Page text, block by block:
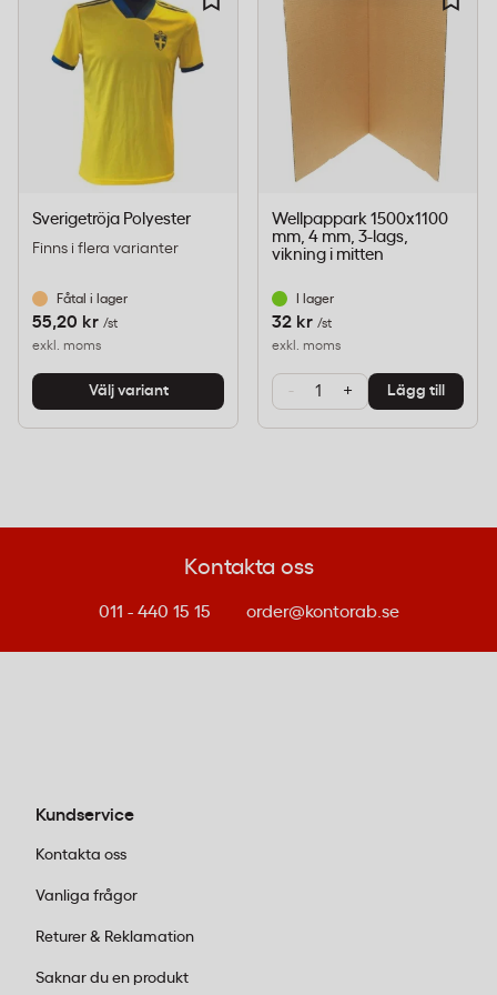
Termorulle 57mm för kortterminaler
och kassaapparater
Standardmåttet 57x54x12mm passar de flesta
betalterminaler, bärbara kortläsare och mindre
kassaapparater på marknaden. Storpacket om 60
rullar minskar beställningsfrekvensen och
säkerställer att verksamheten har kvittopapper i
lager.
Miljömärkning
Märkt med A-pil (Återvinningspil), vilket
betalterminaler
57mm breda termorullar med 12mm kärna.
bekräfta kompatibilitet med 54mm rulldiameter.
Varför ska man välja BPA-fria kvittorullar?
Sverigetröja Polyester
Finns i flera varianter
Fåtal i lager
55,20 kr /st
exkl. moms
Välj variant
Wellpappark 1500x1100
mm, 4 mm, 3-lags,
vikning i mitten
I lager
32 kr /st
exkl. moms
- + Lägg till
Kontakta oss
011 - 440 15 15 order@kontorab.se
Kundservice
Kontakta oss
Vanliga frågor
Returer & Reklamation
Saknar du en produkt